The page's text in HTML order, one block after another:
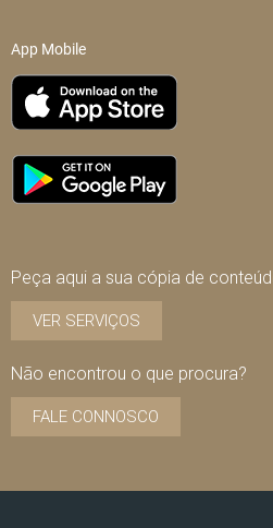
App Mobile
Peça aqui a sua cópia de
VER SERVIÇOS
Não encontrou o que procura?
FALE CONNOSCO